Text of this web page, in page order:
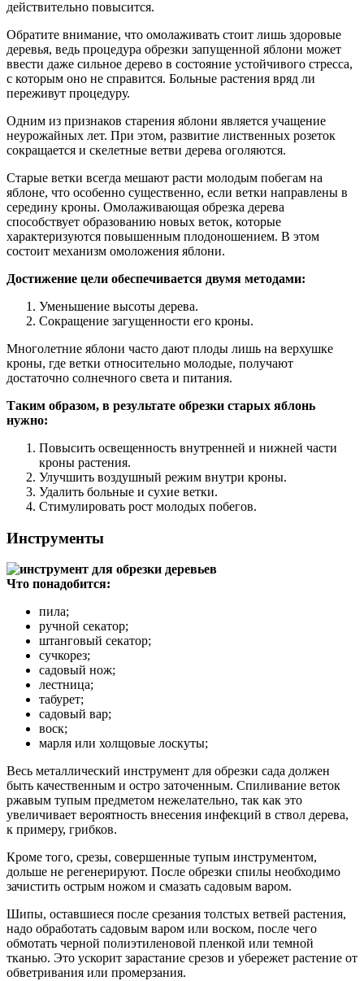
действительно повысится.
Обратите внимание, что омолаживать стоит лишь здоровые
деревья, ведь процедура обрезки запущенной яблони может
ввести даже сильное дерево в состояние устойчивого стресса,
с которым оно не справится. Больные растения вряд ли
переживут процедуру.
Одним из признаков старения яблони является учащение
неурожайных лет. При этом, развитие лиственных розеток
сокращается и скелетные ветви дерева оголяются.
Старые ветки всегда мешают расти молодым побегам на
яблоне, что особенно существенно, если ветки направлены в
середину кроны. Омолаживающая обрезка дерева
способствует образованию новых веток, которые
характеризуются повышенным плодоношением. В этом
состоит механизм омоложения яблони.
Достижение цели обеспечивается двумя методами:
Уменьшение высоты дерева.
Сокращение загущенности его кроны.
Многолетние яблони часто дают плоды лишь на верхушке
кроны, где ветки относительно молодые, получают
достаточно солнечного света и питания.
Таким образом, в результате обрезки старых яблонь
нужно:
Повысить освещенность внутренней и нижней части
кроны растения.
Улучшить воздушный режим внутри кроны.
Удалить больные и сухие ветки.
Стимулировать рост молодых побегов.
Инструменты
Что понадобится:
пила;
ручной секатор;
штанговый секатор;
сучкорез;
садовый нож;
лестница;
табурет;
садовый вар;
воск;
марля или холщовые лоскуты;
Весь металлический инструмент для обрезки сада должен
быть качественным и остро заточенным. Спиливание веток
ржавым тупым предметом нежелательно, так как это
увеличивает вероятность внесения инфекций в ствол дерева,
к примеру, грибков.
Кроме того, срезы, совершенные тупым инструментом,
дольше не регенерируют. После обрезки спилы необходимо
зачистить острым ножом и смазать садовым варом.
Шипы, оставшиеся после срезания толстых ветвей растения,
надо обработать садовым варом или воском, после чего
обмотать черной полиэтиленовой пленкой или темной
тканью. Это ускорит зарастание срезов и убережет растение от
обветривания или промерзания.